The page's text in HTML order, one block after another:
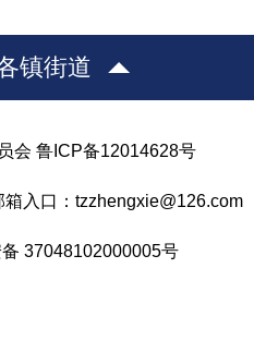
镇街道
会 鲁ICP备12014628号
箱入口：tzzhengxie@126.com
37048102000005号